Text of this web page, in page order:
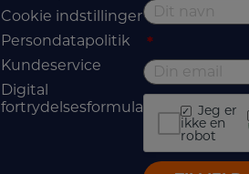
Cookie indstillinger
Persondatapolitik
Kundeservice
Digital
fortrydelsesformular
*
Jeg er
ikke en
robot